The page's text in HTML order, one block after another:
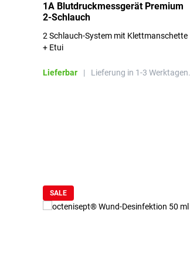
1A Blutdruckmessgerät Premium
2-Schlauch
2 Schlauch-System mit Klettmanschette
+ Etui
Lieferbar | Lieferung in 1-3 Werktagen.
SALE